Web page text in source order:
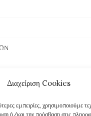
Διαχείριση Cookies
εμπειρίες, χρησιμοποιούμε
ή/και την πρόσβαση στις
Πληρωμής